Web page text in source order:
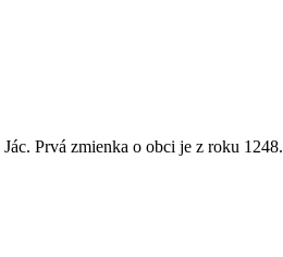
Prvá zmienka o obci je z roku 1248.